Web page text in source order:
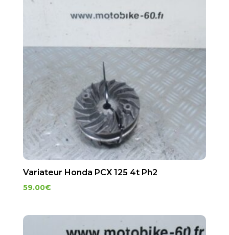
Variateur Honda PCX 125 4t Ph2
59.00€